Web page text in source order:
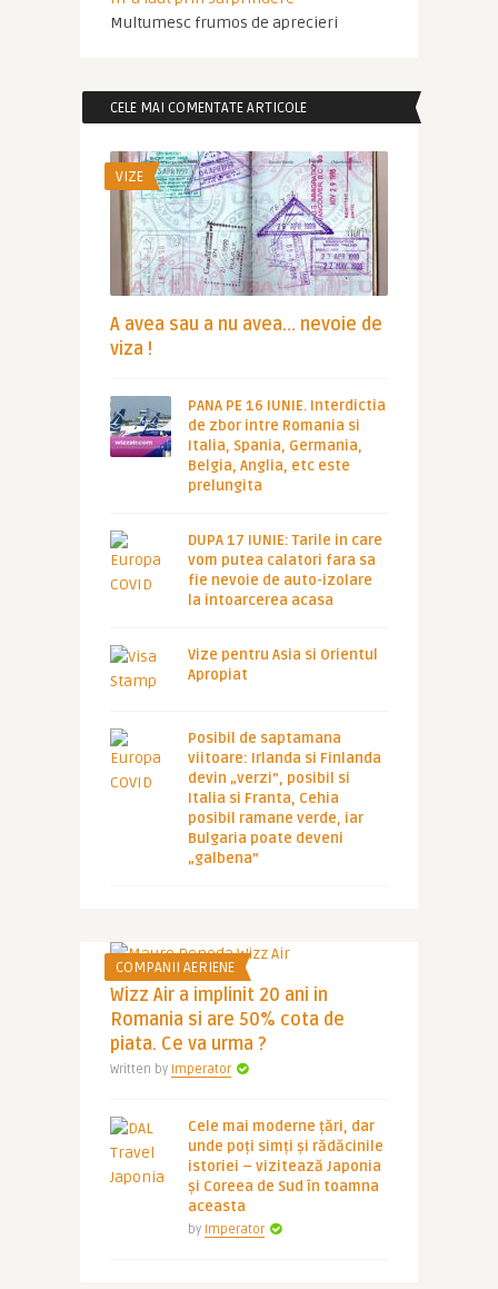
Multumesc frumos de aprecieri
CELE MAI COMENTATE ARTICOLE
VIZE
A avea sau a nu avea… nevoie de
viza !
PANA PE 16 IUNIE. Interdictia
de zbor intre Romania si
Italia, Spania, Germania,
Belgia, Anglia, etc este
prelungita
DUPA 17 IUNIE: Tarile in care
vom putea calatori fara sa
fie nevoie de auto-izolare
la intoarcerea acasa
Vize pentru Asia si Orientul
Apropiat
Posibil de saptamana
viitoare: Irlanda si Finlanda
devin „verzi”, posibil si
Italia si Franta, Cehia
posibil ramane verde, iar
Bulgaria poate deveni
„galbena”
COMPANII AERIENE
Wizz Air a implinit 20 ani in
Romania si are 50% cota de
piata. Ce va urma ?
Written by Imperator
Cele mai moderne țări, dar
unde poți simți și rădăcinile
istoriei – vizitează Japonia
și Coreea de Sud în toamna
aceasta
by Imperator